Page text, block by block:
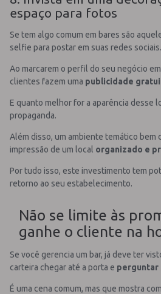
espaço para fotos
Se tem algo comum em bares são
selfie para postar em suas redes sociais.
Ao marcarem o perfil do seu negócio
clientes fazem uma publicidade
E quanto melhor for a aparência desse
propaganda.
Além disso, um ambiente temático bem
impressão de um local organizado e
Por tudo isso, este investimento tem
retorno ao seu estabelecimento.
Não se limite às
ganhe o cliente na
Se você gerencia um bar, já deve ter
carteira chegar até a porta e perguntar
É uma cena comum, mas que mostra